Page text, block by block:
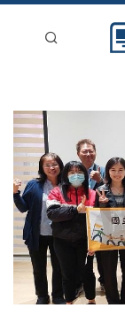
新聞稿分類
登入
刊登